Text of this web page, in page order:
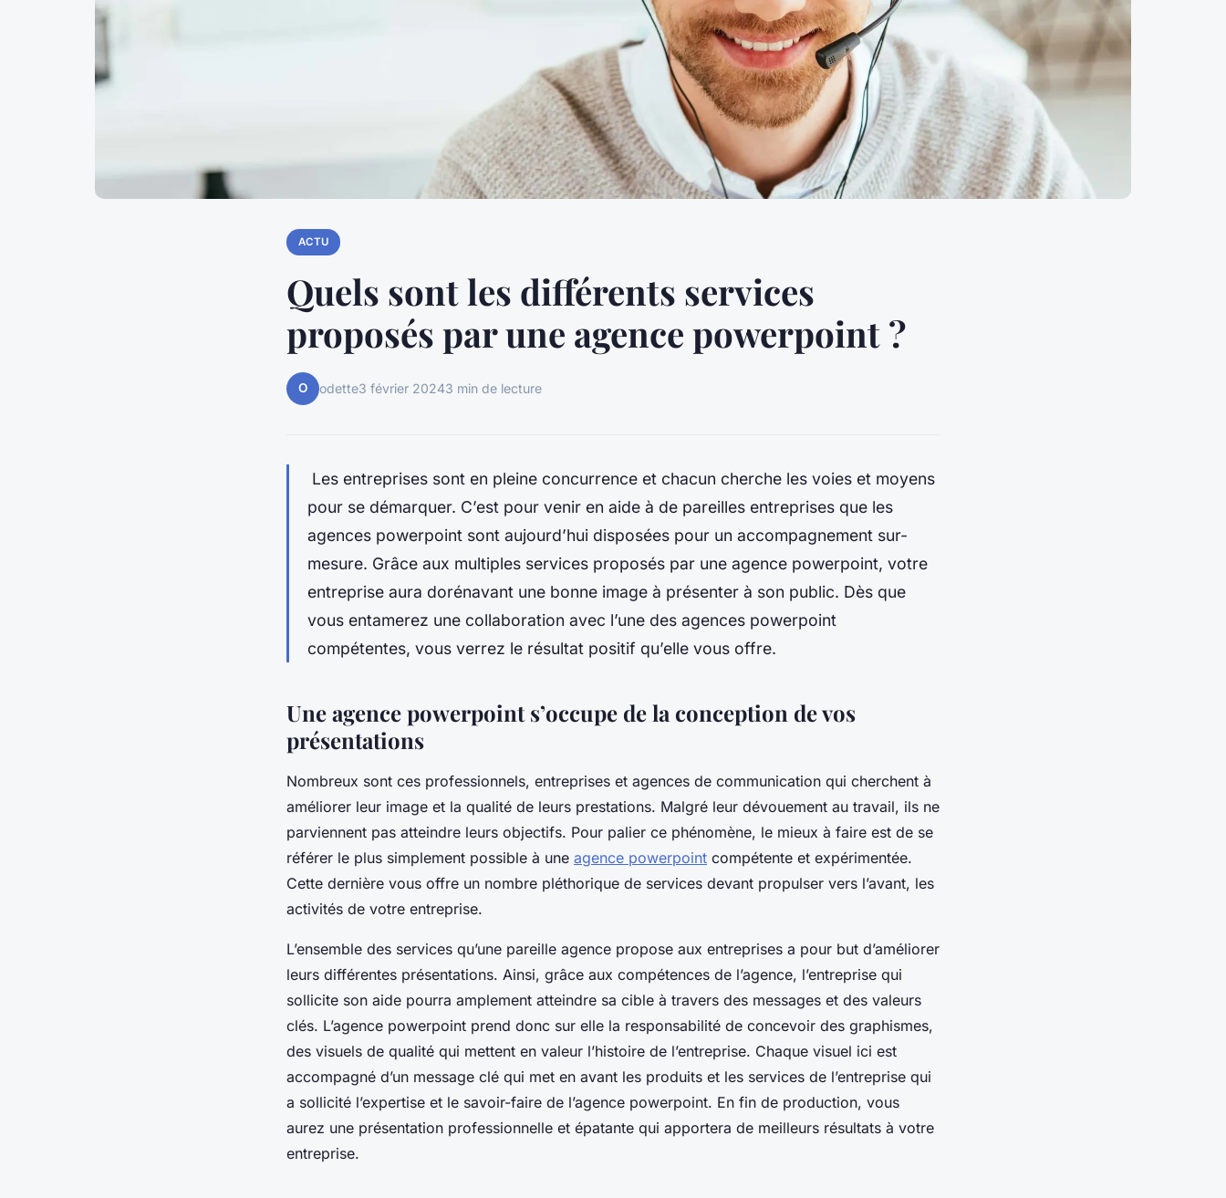
ACTU
Quels sont les différents services
proposés par une agence powerpoint ?
O odette3 février 20243 min de lecture
Les entreprises sont en pleine concurrence et chacun cherche les voies et moyens
pour se démarquer. C’est pour venir en aide à de pareilles entreprises que les
agences powerpoint sont aujourd’hui disposées pour un accompagnement sur-
mesure. Grâce aux multiples services proposés par une agence powerpoint, votre
entreprise aura dorénavant une bonne image à présenter à son public. Dès que
vous entamerez une collaboration avec l’une des agences powerpoint
compétentes, vous verrez le résultat positif qu’elle vous offre.
Une agence powerpoint s’occupe de la conception de vos
présentations
Nombreux sont ces professionnels, entreprises et agences de communication qui cherchent à
améliorer leur image et la qualité de leurs prestations. Malgré leur dévouement au travail, ils ne
parviennent pas atteindre leurs objectifs. Pour palier ce phénomène, le mieux à faire est de se
référer le plus simplement possible à une agence powerpoint compétente et expérimentée.
Cette dernière vous offre un nombre pléthorique de services devant propulser vers l’avant, les
activités de votre entreprise.
L’ensemble des services qu’une pareille agence propose aux entreprises a pour but d’améliorer
leurs différentes présentations. Ainsi, grâce aux compétences de l’agence, l’entreprise qui
sollicite son aide pourra amplement atteindre sa cible à travers des messages et des valeurs
clés. L’agence powerpoint prend donc sur elle la responsabilité de concevoir des graphismes,
des visuels de qualité qui mettent en valeur l’histoire de l’entreprise. Chaque visuel ici est
accompagné d’un message clé qui met en avant les produits et les services de l’entreprise qui
a sollicité l’expertise et le savoir-faire de l’agence powerpoint. En fin de production, vous
aurez une présentation professionnelle et épatante qui apportera de meilleurs résultats à votre
entreprise.